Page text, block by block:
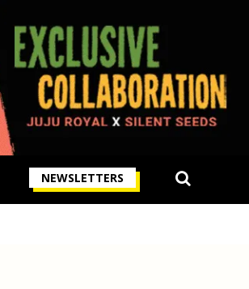
NEWSLETTERS